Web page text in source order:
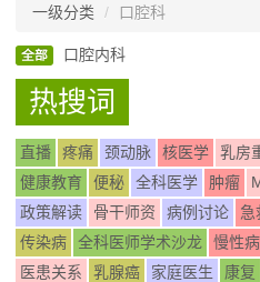
一级分类 / 口腔科
全部 口腔内科
热搜词
直播 疼痛 颈动脉 核医学
乳房
健康教育
便秘 全科医学 肿瘤
政策解读
骨干师资 病例讨论
急
传染病
全科医师学术沙龙 慢性病
医患关系
乳腺癌 家庭医生
康复